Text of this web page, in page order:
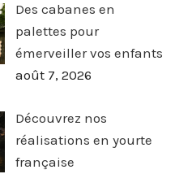
Des cabanes en
palettes pour
émerveiller vos enfants
août 7, 2026
Découvrez nos
réalisations en yourte
française